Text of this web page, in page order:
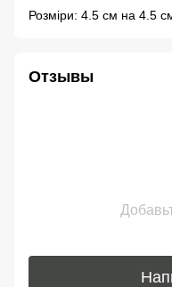
Розміри: 4.5 см на 4.5
Отзывы